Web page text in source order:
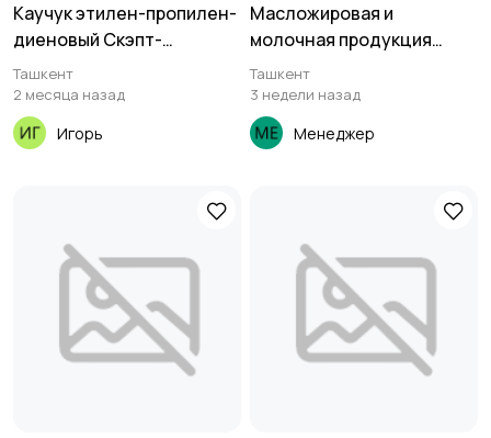
Каучук этилен-пропилен-
диеновый Скэпт-
Башнефть/Роснефть
Ташкент
2 месяца назад
Игорь
Масложировая и
молочная продукция
СолПро - экспортные
поставки
Ташкент
3 недели назад
Менеджер